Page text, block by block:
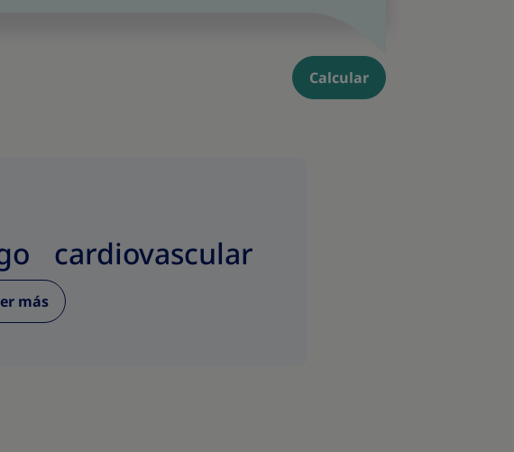
Calcular
cardiovascular
más